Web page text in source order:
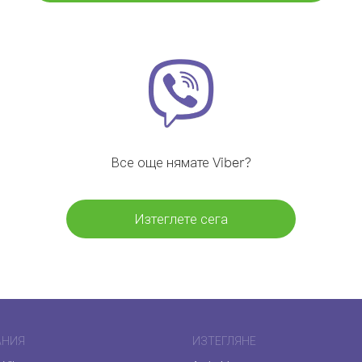
Все още нямате Viber?
Изтеглете сега
ИЗТЕГЛЯНЕ